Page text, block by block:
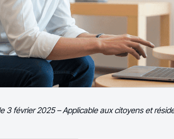
3 février 2025 – Applicable aux citoyens et